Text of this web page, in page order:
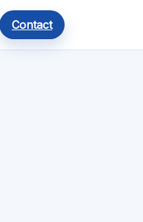
Contact